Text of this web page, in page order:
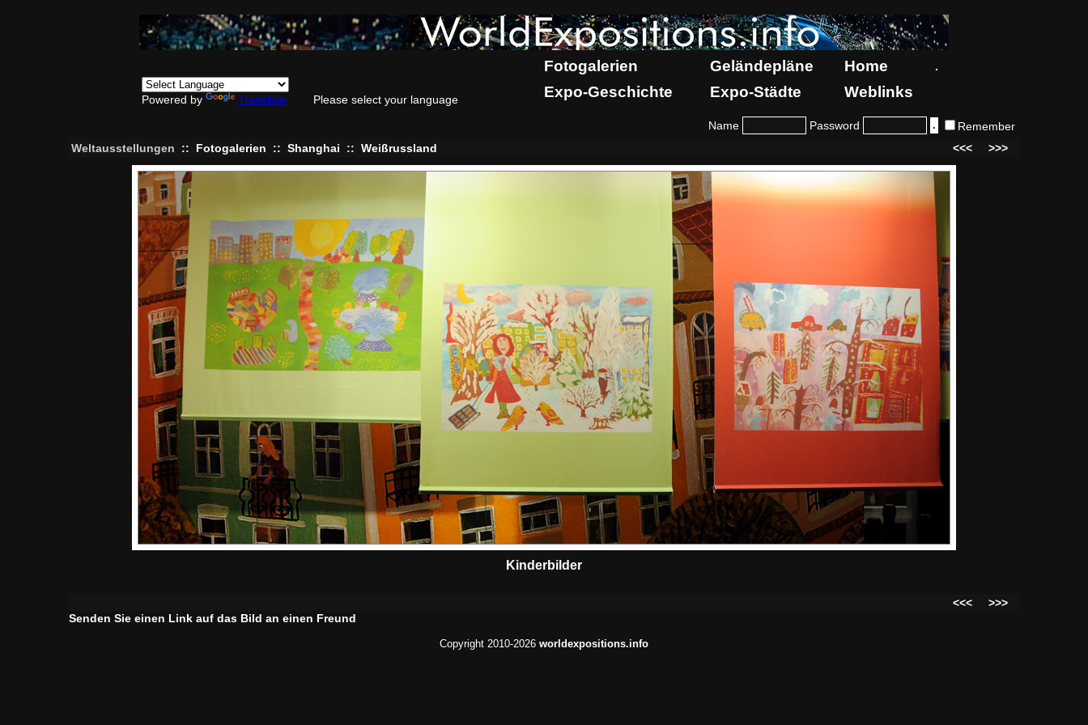
Powered by Translate Please select your language
Fotogalerien Geländepläne Home .
Expo-Geschichte Expo-Städte Weblinks
Name Password
Remember
Weltausstellungen
:: Fotogalerien :: Shanghai :: Weißrussland <<< >>>
Kinderbilder
<<<
>>>
Senden Sie einen Link auf das Bild an einen Freund
Copyright 2010-2026 worldexpositions.info